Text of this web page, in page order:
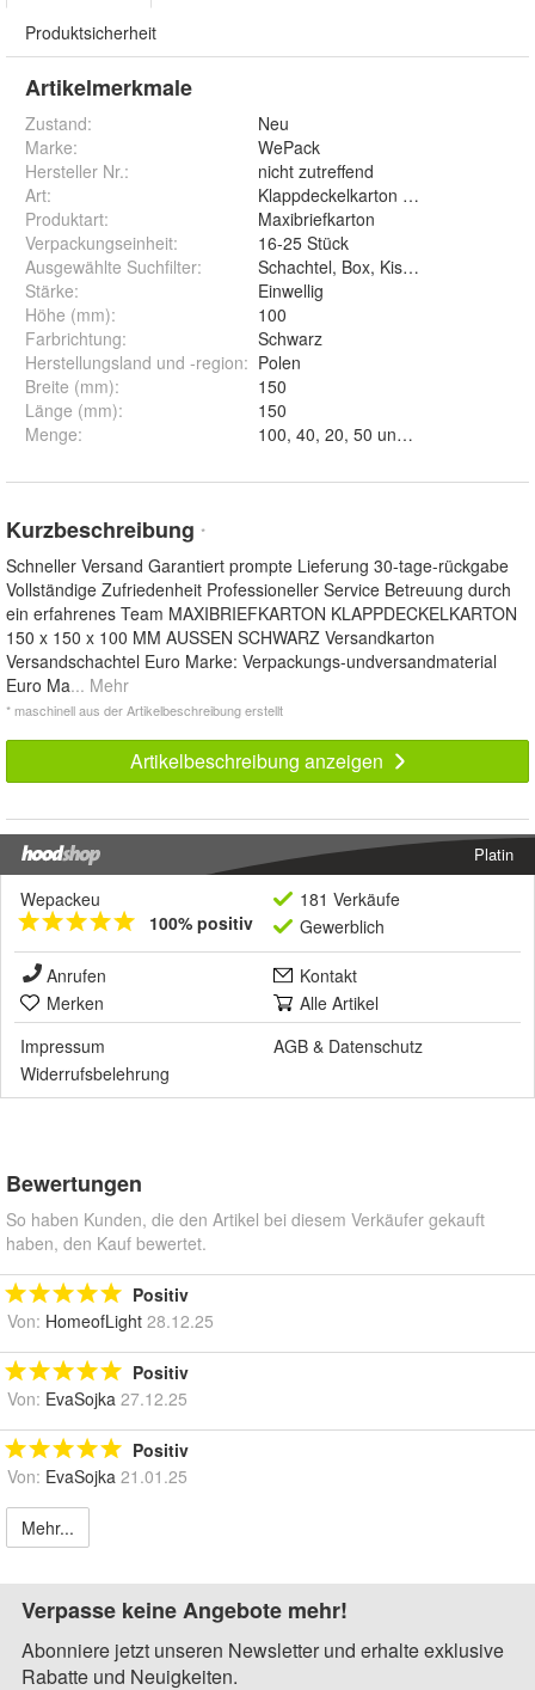
Produktsicherheit
Artikelmerkmale
Zustand:
Neu
Marke:
WePack
Hersteller Nr.:
nicht zutreffend
Art:
Klappdeckelkarton Fefco 426
Produktart:
Maxibriefkarton
Verpackungseinheit:
16-25 Stück
Ausgewählte Suchfilter:
Schachtel, Box, Kiste, Karton,
Stärke:
Einwellig
Höhe (mm):
100
Farbrichtung:
Schwarz
Herstellungsland und -region: Polen
Breite (mm):
150
Länge (mm):
150
Menge: 100, 40, 20, 50 und 300
Kurzbeschreibung *
Schneller Versand Garantiert prompte Lieferung 30-tage-rückgabe
Vollständige Zufriedenheit Professioneller Service Betreuung durch
ein erfahrenes Team MAXIBRIEFKARTON KLAPPDECKELKARTON
150 x 150 x 100 MM AUSSEN SCHWARZ Versandkarton
Versandschachtel Euro Marke: Verpackungs-undversandmaterial
Euro Ma... Mehr
* maschinell aus der Artikelbeschreibung erstellt
Artikelbeschreibung anzeigen
Platin
Wepackeu
100% positiv
181 Verkäufe
Gewerblich
Anrufen
Kontakt
Merken
Alle Artikel
Impressum
AGB & Datenschutz
Widerrufsbelehrung
Bewertungen
So haben Kunden, die den Artikel bei diesem Verkäufer gekauft
haben, den Kauf bewertet.
Positiv
Von: HomeofLight 28.12.25
Positiv
Von: EvaSojka 27.12.25
Positiv
Von: EvaSojka 21.01.25
Mehr...
Verpasse keine Angebote mehr!
Abonniere jetzt unseren Newsletter und erhalte exklusive
Rabatte und Neuigkeiten.